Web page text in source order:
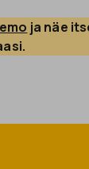
ja näe